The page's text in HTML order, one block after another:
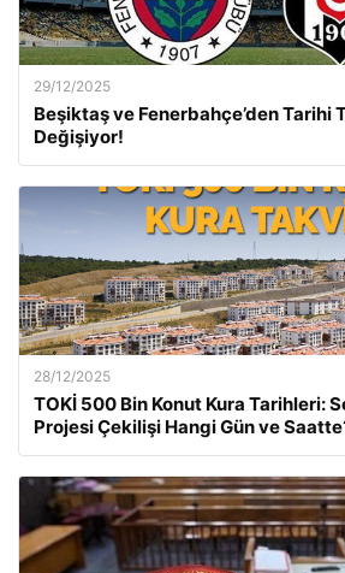
29/12/2025
Beşiktaş ve Fenerbahçe’den Tarihi
Değişiyor!
28/12/2025
TOKİ 500 Bin Konut Kura Tarihleri:
Projesi Çekilişi Hangi Gün ve